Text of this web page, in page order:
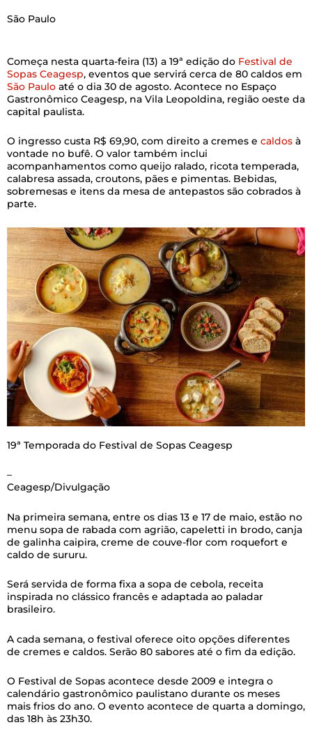
São Paulo
Começa nesta quarta-feira (13) a 19ª edição do Festival de
Sopas Ceagesp, eventos que servirá cerca de 80 caldos em
São Paulo até o dia 30 de agosto. Acontece no Espaço
Gastronômico Ceagesp, na Vila Leopoldina, região oeste da
capital paulista.
O ingresso custa R$ 69,90, com direito a cremes e caldos à
vontade no bufê. O valor também inclui
acompanhamentos como queijo ralado, ricota temperada,
calabresa assada, croutons, pães e pimentas. Bebidas,
sobremesas e itens da mesa de antepastos são cobrados à
parte.
19ª Temporada do Festival de Sopas Ceagesp
–
Ceagesp/Divulgação
Na primeira semana, entre os dias 13 e 17 de maio, estão no
menu sopa de rabada com agrião, capeletti in brodo, canja
de galinha caipira, creme de couve-flor com roquefort e
caldo de sururu.
Será servida de forma fixa a sopa de cebola, receita
inspirada no clássico francês e adaptada ao paladar
brasileiro.
A cada semana, o festival oferece oito opções diferentes
de cremes e caldos. Serão 80 sabores até o fim da edição.
O Festival de Sopas acontece desde 2009 e integra o
calendário gastronômico paulistano durante os meses
mais frios do ano. O evento acontece de quarta a domingo,
das 18h às 23h30.